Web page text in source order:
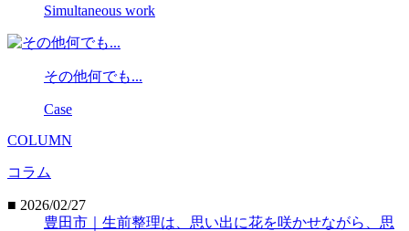
Simultaneous work
その他何でも...
Case
COLUMN
コラム
■ 2026/02/27
豊田市｜生前整理は、思い出に花を咲かせながら、思